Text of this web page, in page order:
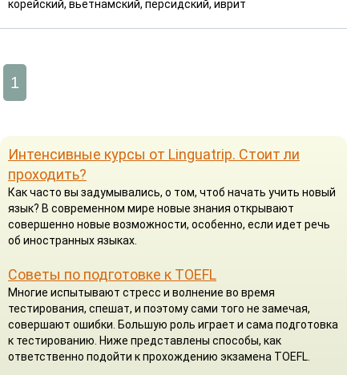
корейский, вьетнамский, персидский, иврит
1
Интенсивные курсы от Linguatrip. Стоит ли
проходить?
Как часто вы задумывались, о том, чтоб начать учить новый
язык? В современном мире новые знания открывают
совершенно новые возможности, особенно, если идет речь
об иностранных языках.
Советы по подготовке к TOEFL
Многие испытывают стресс и волнение во время
тестирования, спешат, и поэтому сами того не замечая,
совершают ошибки. Большую роль играет и сама подготовка
к тестированию. Ниже представлены способы, как
ответственно подойти к прохождению экзамена TOEFL.